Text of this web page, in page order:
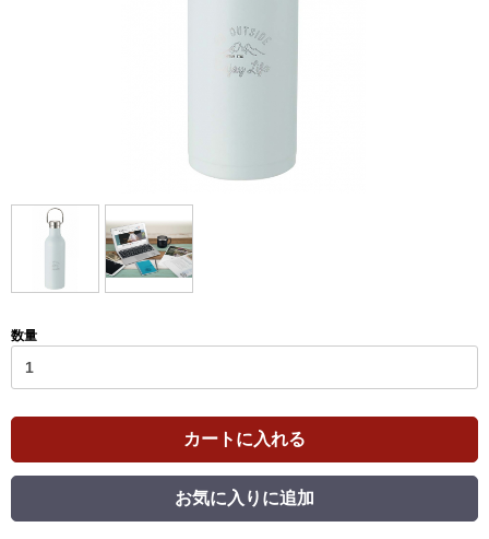
数量
カートに入れる
お気に入りに追加